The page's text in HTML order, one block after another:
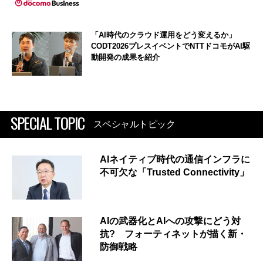
「AI時代のクラウド運用をどう変えるか」
CODT2026プレスイベントでNTTドコモがAI駆
動開発の成果を紹介
SPECIAL TOPIC スペシャルトピック
AIネイティブ時代の通信インフラに
不可欠な「Trusted Connectivity」
AIの武器化とAIへの攻撃にどう対
抗? フォーティネットが描く新・
防御戦略